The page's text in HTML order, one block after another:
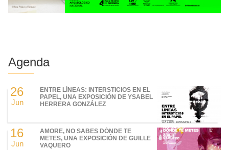
Agenda
26
Jun
ENTRE LÍNEAS: INTERSTICIOS EN EL
PAPEL, UNA EXPOSICIÓN DE YSABEL
HERRERA GONZÁLEZ
16
Jun
AMORE, NO SABES DÓNDE TE
METES, UNA EXPOSICIÓN DE GUILLE
VAQUERO